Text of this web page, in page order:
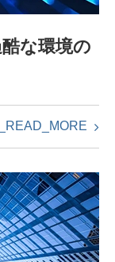
な環境の